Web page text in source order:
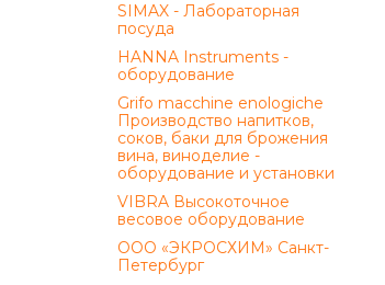
SIMAX - Лабораторная
посуда
HANNA Instruments -
оборудование
Grifo macchine enologiche
Производство напитков,
соков, баки для брожения
вина, виноделие -
оборудование и установки
VIBRA Высокоточное
весовое оборудование
ООО «ЭКРОСХИМ» Санкт-
Петербург